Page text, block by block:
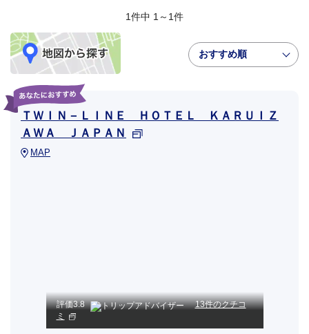
1件中 1～1件
おすすめ順
ＴＷＩＮ－ＬＩＮＥ ＨＯＴＥＬ ＫＡＲＵＩＺ
ＡＷＡ ＪＡＰＡＮ
MAP
評価3.8
13件のクチコ
ミ